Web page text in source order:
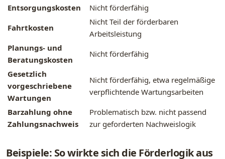
Entsorgungskosten
Nicht förderfähig
Fahrtkosten
Nicht Teil der förderbaren
Arbeitsleistung
Planungs- und
Beratungskosten
Nicht förderfähig
Gesetzlich
vorgeschriebene
Wartungen
Nicht förderfähig, etwa regelmäßige
verpflichtende Wartungsarbeiten
Barzahlung ohne
Zahlungsnachweis
Problematisch bzw. nicht passend
zur geforderten Nachweislogik
Beispiele: So wirkte sich die Förderlogik aus